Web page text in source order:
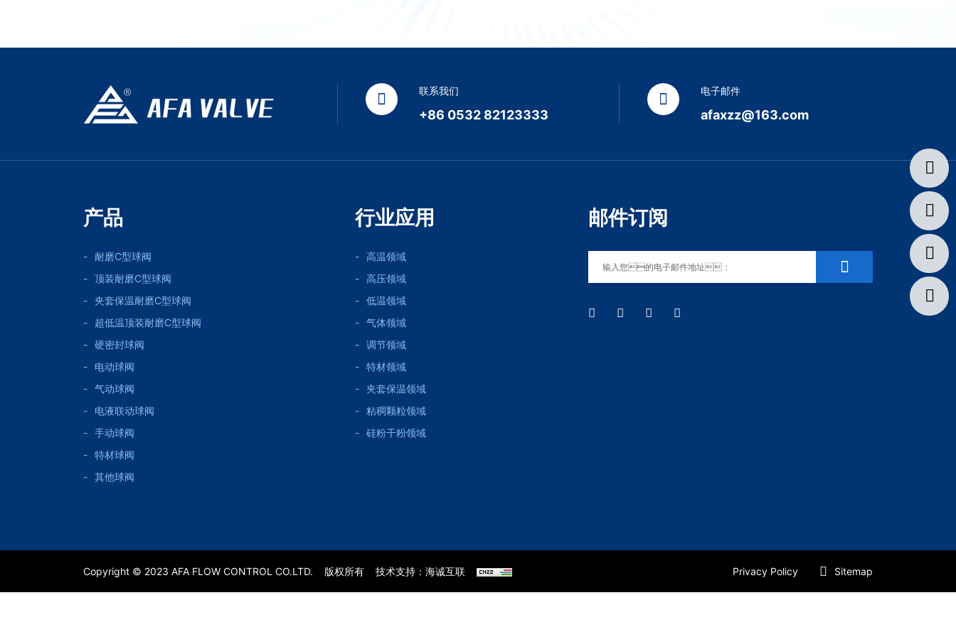
联系我们
+86 0532 82123333
电子邮件
afaxzz@163.com
产品
耐磨C型球阀
顶装耐磨C型球阀
夹套保温耐磨C型球阀
超低温顶装耐磨C型球阀
硬密封球阀
电动球阀
气动球阀
电液联动球阀
手动球阀
特材球阀
其他球阀
行业应用
高温领域
高压领域
低温领域
气体领域
调节领域
特材领域
夹套保温领域
粘稠颗粒领域
硅粉干粉领域
邮件订阅
Copyright © 2023 AFA FLOW CONTROL CO.LTD. 版权所有 技术支持：海诚互联 Privacy Policy Sitemap